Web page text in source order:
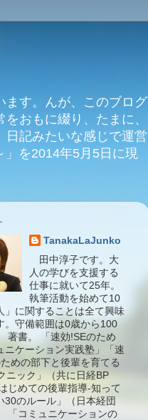
ます。んが、このブログ
おもに綴り、たまに、
日記みたいな感じで運営
を2014年5月5日に現
TanakaLaJunko
田中淳子です。大
人の学びを支援する
仕事に就いて25年。
執筆活動を始めて10
」に関することは全て興味
。守備範囲は0歳から100
著書。 「速効!SEのため
ニケーション実践塾」「速
めの部下と後輩を育てる
ニック」（共に日経BP
じめての後輩指導-知って
30のルール」（日本経団
「コミュニケーションの